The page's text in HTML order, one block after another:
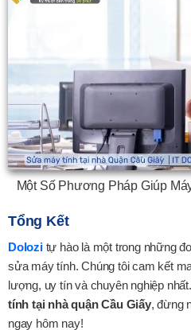
Một Số Phương Pháp Giúp
Tổng Kết
Dolozitự hào là một trong những
sửa máy tính. Chúng tôi cam kết
lượng, uy tín và chuyên nghiệp
tính tại nhà quận Cầu Giấy, đừng
ngay hôm nay!